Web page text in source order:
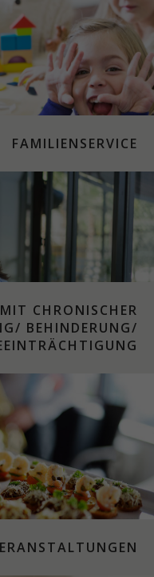
FAMILIENSERVICE
CHRONISCHER
BEHINDERUNG/